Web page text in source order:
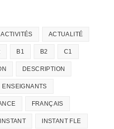
ACTIVITÉS ACTUALITÉ
B1 B2 C1
DESCRIPTION
ENSEIGNANTS
FRANÇAIS
INSTANT INSTANT FLE